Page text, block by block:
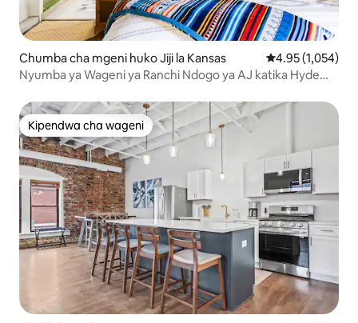
Chumba cha mgeni huko Jiji la Kansas Ukadiriaji wa
4.95 (1,054)
Nyumba ya Wageni ya Ranchi Ndogo ya AJ katika Hyde
Kipendwa cha wageni
Kipendwa cha wageni